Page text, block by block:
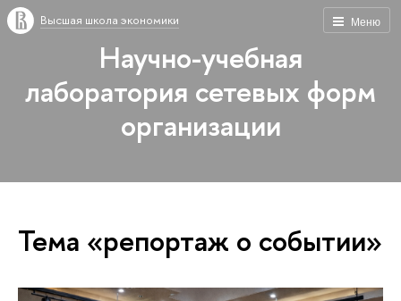
Меню
Высшая школа экономики
Научно-учебная
лаборатория сетевых форм
организации
Тема «репортаж о событии»